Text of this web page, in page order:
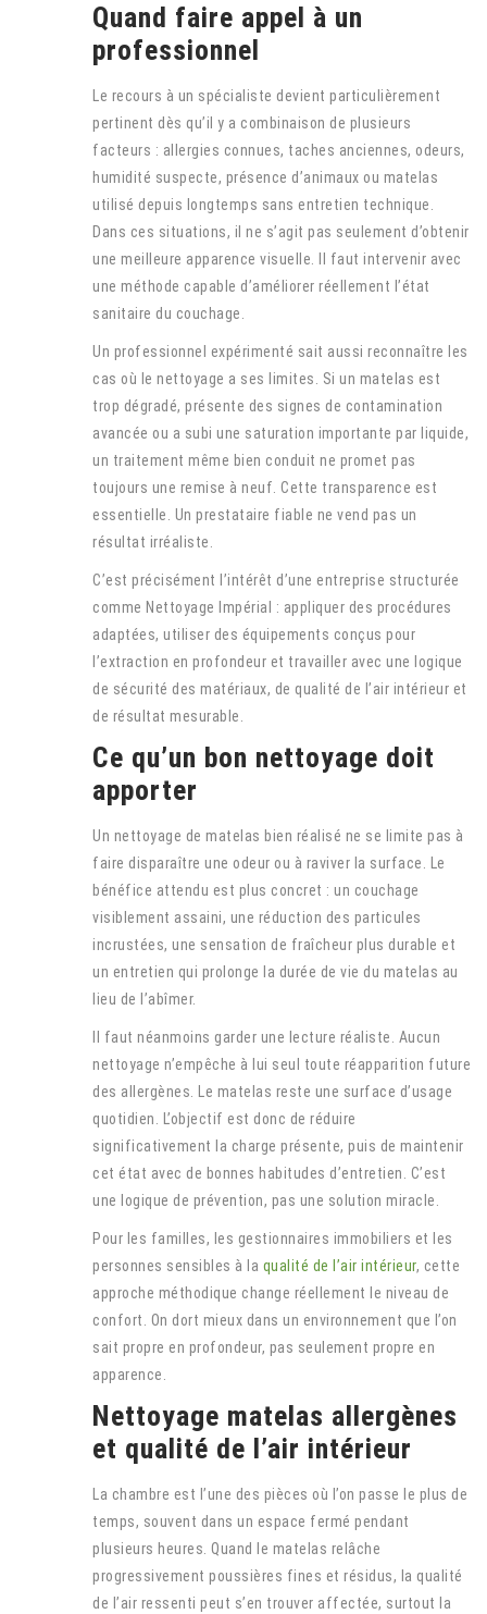
Quand faire appel à un
professionnel
Le recours à un spécialiste devient particulièrement
pertinent dès qu’il y a combinaison de plusieurs
facteurs : allergies connues, taches anciennes, odeurs,
humidité suspecte, présence d’animaux ou matelas
utilisé depuis longtemps sans entretien technique.
Dans ces situations, il ne s’agit pas seulement d’obtenir
une meilleure apparence visuelle. Il faut intervenir avec
une méthode capable d’améliorer réellement l’état
sanitaire du couchage.
Un professionnel expérimenté sait aussi reconnaître les
cas où le nettoyage a ses limites. Si un matelas est
trop dégradé, présente des signes de contamination
avancée ou a subi une saturation importante par liquide,
un traitement même bien conduit ne promet pas
toujours une remise à neuf. Cette transparence est
essentielle. Un prestataire fiable ne vend pas un
résultat irréaliste.
C’est précisément l’intérêt d’une entreprise structurée
comme Nettoyage Impérial : appliquer des procédures
adaptées, utiliser des équipements conçus pour
l’extraction en profondeur et travailler avec une logique
de sécurité des matériaux, de qualité de l’air intérieur et
de résultat mesurable.
Ce qu’un bon nettoyage doit
apporter
Un nettoyage de matelas bien réalisé ne se limite pas à
faire disparaître une odeur ou à raviver la surface. Le
bénéfice attendu est plus concret : un couchage
visiblement assaini, une réduction des particules
incrustées, une sensation de fraîcheur plus durable et
un entretien qui prolonge la durée de vie du matelas au
lieu de l’abîmer.
Il faut néanmoins garder une lecture réaliste. Aucun
nettoyage n’empêche à lui seul toute réapparition future
des allergènes. Le matelas reste une surface d’usage
quotidien. L’objectif est donc de réduire
significativement la charge présente, puis de maintenir
cet état avec de bonnes habitudes d’entretien. C’est
une logique de prévention, pas une solution miracle.
Pour les familles, les gestionnaires immobiliers et les
personnes sensibles à la qualité de l’air intérieur, cette
approche méthodique change réellement le niveau de
confort. On dort mieux dans un environnement que l’on
sait propre en profondeur, pas seulement propre en
apparence.
Nettoyage matelas allergènes
et qualité de l’air intérieur
La chambre est l’une des pièces où l’on passe le plus de
temps, souvent dans un espace fermé pendant
plusieurs heures. Quand le matelas relâche
progressivement poussières fines et résidus, la qualité
de l’air ressenti peut s’en trouver affectée, surtout la